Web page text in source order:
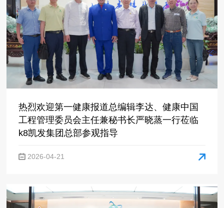
k8凯发集团总部参观指导
2026-04-21